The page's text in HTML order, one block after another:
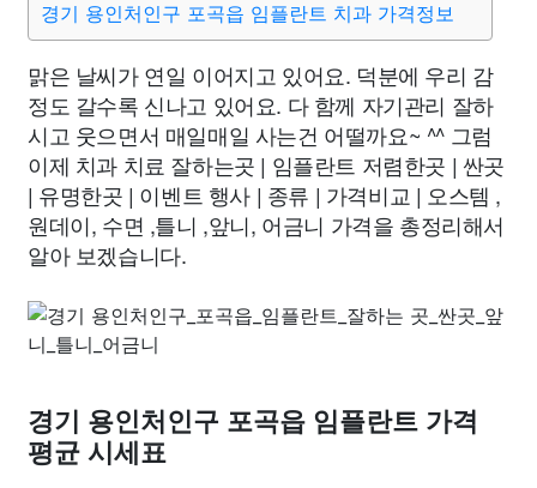
경기 용인처인구 포곡읍 임플란트 치과 가격정보
맑은 날씨가 연일 이어지고 있어요. 덕분에 우리 감
정도 갈수록 신나고 있어요. 다 함께 자기관리 잘하
시고 웃으면서 매일매일 사는건 어떨까요~ ^^ 그럼
이제 치과 치료 잘하는곳 | 임플란트 저렴한곳 | 싼곳
| 유명한곳 | 이벤트 행사 | 종류 | 가격비교 | 오스템 ,
원데이, 수면 ,틀니 ,앞니, 어금니 가격을 총정리해서
알아 보겠습니다.
경기 용인처인구 포곡읍 임플란트 가격
평균 시세표